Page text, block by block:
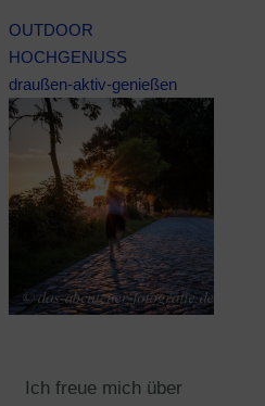
OUTDOOR
HOCHGENUSS
draußen-aktiv-genießen
Ich freue mich über